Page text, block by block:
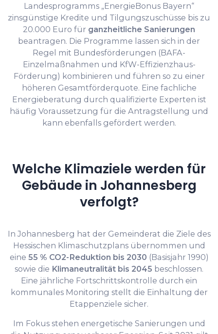
Landesprogramms „EnergieBonus Bayern“
zinsgünstige Kredite und Tilgungszuschüsse bis zu
20.000 Euro für ganzheitliche Sanierungen
beantragen. Die Programme lassen sich in der
Regel mit Bundesförderungen (BAFA-
Einzelmaßnahmen und KfW-Effizienzhaus-
Förderung) kombinieren und führen so zu einer
höheren Gesamtförderquote. Eine fachliche
Energieberatung durch qualifizierte Experten ist
häufig Voraussetzung für die Antragstellung und
kann ebenfalls gefördert werden.
Welche Klimaziele werden für
Gebäude in Johannesberg
verfolgt?
In Johannesberg hat der Gemeinderat die Ziele des
Hessischen Klimaschutzplans übernommen und
eine 55 % CO2-Reduktion bis 2030 (Basisjahr 1990)
sowie die Klimaneutralität bis 2045 beschlossen.
Eine jährliche Fortschrittskontrolle durch ein
kommunales Monitoring stellt die Einhaltung der
Etappenziele sicher.
Im Fokus stehen energetische Sanierungen und